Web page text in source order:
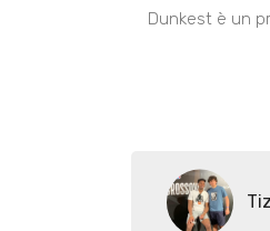
Dunkest è un